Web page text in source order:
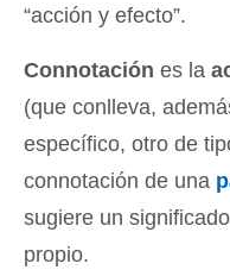
“acción y efecto”.
Connotación es la
(que conlleva,
específico, otro de
connotación de una
sugiere un
propio.